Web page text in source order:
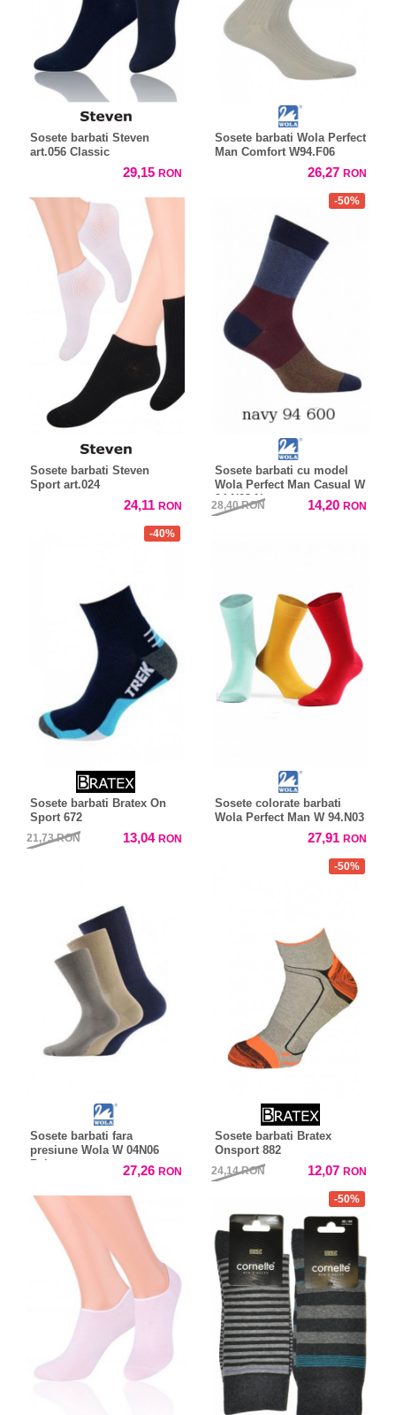
Sosete barbati Steven
art.056 Classic
29,15 RON
Sosete barbati Wola Perfect
Man Comfort W94.F06
26,27 RON
Sosete barbati Steven
Sport art.024
24,11 RON
-50%
Sosete barbati cu model
Wola Perfect Man Casual W
94.N03 New
28,40RON 14,20 RON
-40%
Sosete barbati Bratex On
Sport 672
21,73RON 13,04 RON
Sosete colorate barbati
Wola Perfect Man W 94.N03
27,91 RON
Sosete barbati fara
presiune Wola W 04N06
Relax
27,26 RON
-50%
Sosete barbati Bratex
Onsport 882
24,14RON 12,07 RON
-50%